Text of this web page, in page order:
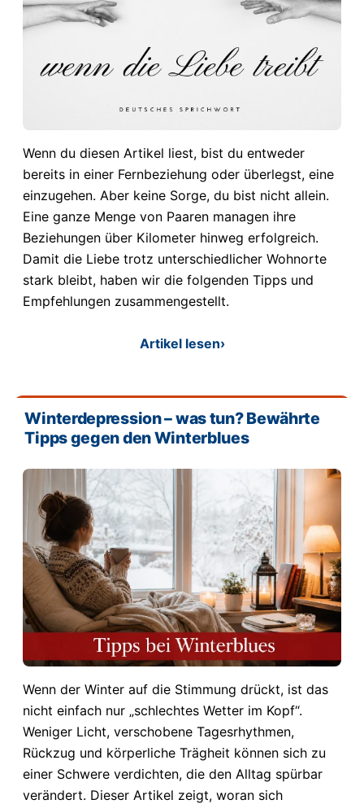
Wenn du diesen Artikel liest, bist du entweder
bereits in einer Fernbeziehung oder überlegst, eine
einzugehen. Aber keine Sorge, du bist nicht allein.
Eine ganze Menge von Paaren managen ihre
Beziehungen über Kilometer hinweg erfolgreich.
Damit die Liebe trotz unterschiedlicher Wohnorte
stark bleibt, haben wir die folgenden Tipps und
Empfehlungen zusammengestellt.
Artikel lesen›
Winterdepression – was tun? Bewährte
Tipps gegen den Winterblues
Wenn der Winter auf die Stimmung drückt, ist das
nicht einfach nur „schlechtes Wetter im Kopf“.
Weniger Licht, verschobene Tagesrhythmen,
Rückzug und körperliche Trägheit können sich zu
einer Schwere verdichten, die den Alltag spürbar
verändert. Dieser Artikel zeigt, woran sich